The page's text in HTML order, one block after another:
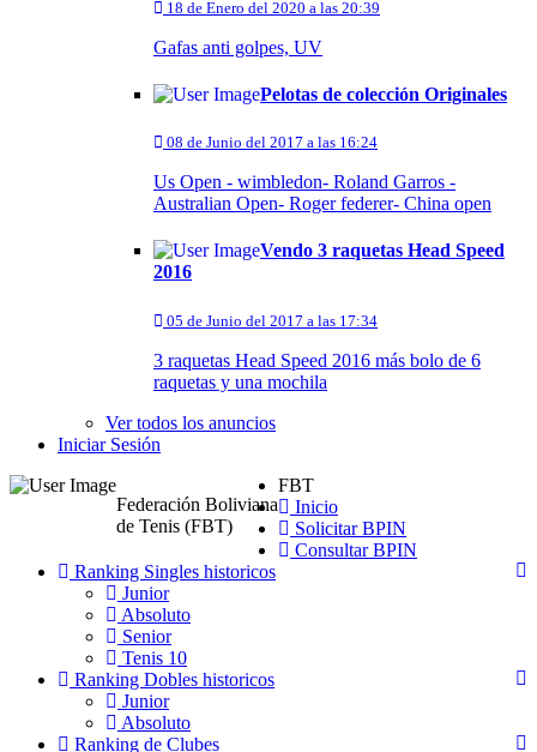
18 de Enero del 2020 a las 20:39
Gafas anti golpes, UV
Pelotas de colección Originales
08 de Junio del 2017 a las 16:24
Us Open - wimbledon- Roland Garros -
Australian Open- Roger federer- China open
Vendo 3 raquetas Head Speed
2016
05 de Junio del 2017 a las 17:34
3 raquetas Head Speed 2016 más bolo de 6
raquetas y una mochila
Ver todos los anuncios
Iniciar Sesión
Federación Boliviana
de Tenis (FBT)
FBT
Inicio
Solicitar BPIN
Consultar BPIN
Ranking Singles historicos
Junior
Absoluto
Senior
Tenis 10
Ranking Dobles historicos
Junior
Absoluto
Ranking de Clubes